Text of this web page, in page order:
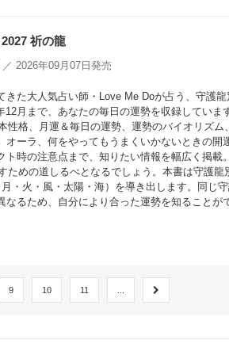
祈の龍
2026年09月07日発売
た大人気占い師・Love Me Doが占う、守護龍
月まで、あなたの毎日の運勢を収録していま
性格、月運＆毎日の運勢、運勢のバイオリズム
ーラ、何をやってもうまくいかないときの開
時の注意点まで、知りたい情報を幅広く掲載
ための道しるべとなるでしょう。本書は守護龍
・火・風・太陽・海）を導き出します。同じ
るため、自分により合った運勢を知ることが
9 10 11